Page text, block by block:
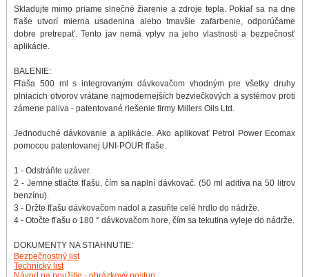
Skladujte mimo priame slnečné žiarenie a zdroje tepla. Pokiaľ sa na dne
fľaše utvorí mierna usadenina alebo tmavšie zafarbenie, odporúčame
dobre pretrepať. Tento jav nemá vplyv na jeho vlastnosti a bezpečnosť
aplikácie.
BALENIE:
Fľaša 500 ml s integrovaným dávkovačom vhodným pre všetky druhy
plniacich otvorov vrátane najmodernejších bezviečkových a systémov proti
zámene paliva - patentované riešenie firmy Millers Oils Ltd.
Jednoduché dávkovanie a aplikácie. Ako aplikovať Petrol Power Ecomax
pomocou patentovanej UNI-POUR fľaše.
1 - Odstráňte uzáver.
2 - Jemne stlačte fľašu, čím sa naplní dávkovač. (50 ml aditíva na 50 litrov
benzínu).
3 - Držte fľašu dávkovačom nadol a zasuňte celé hrdlo do nádrže.
4 - Otočte fľašu o 180 ° dávkovačom hore, čím sa tekutina vyleje do nádrže.
DOKUMENTY NA STIAHNUTIE:
Bezpečnostný list
Technický list